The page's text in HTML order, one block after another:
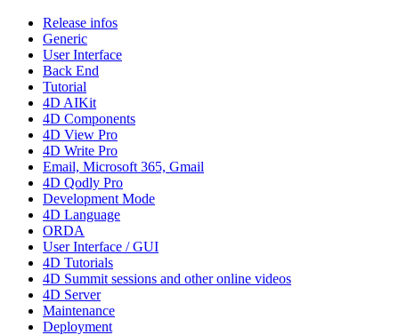
Release infos
Generic
User Interface
Back End
Tutorial
4D AIKit
4D Components
4D View Pro
4D Write Pro
Email, Microsoft 365, Gmail
4D Qodly Pro
Development Mode
4D Language
ORDA
User Interface / GUI
4D Tutorials
4D Summit sessions and other online videos
4D Server
Maintenance
Deployment